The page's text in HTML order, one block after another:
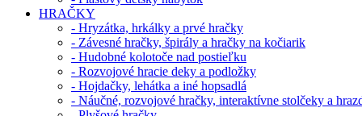
HRAČKY
- Hryzátka, hrkálky a prvé hračky
- Závesné hračky, špirály a hračky na kočiarik
- Hudobné kolotoče nad postieľku
- Rozvojové hracie deky a podložky
- Hojdačky, lehátka a iné hopsadlá
- Náučné, rozvojové hračky, interaktívne stolčeky a